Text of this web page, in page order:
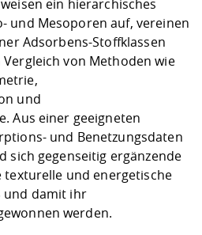
ein hierarchisches
und Mesoporen auf, vereinen
Adsorbens-Stoffklassen
von Methoden wie
und
Aus einer geeigneten
und Benetzungsdaten
sich gegenseitig ergänzende
und energetische
und damit ihr
werden.